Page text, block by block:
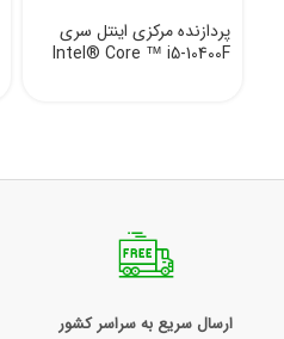
پردازنده مرکزی اینتل سری
Intel® Core ™ i5-10400F
ارسال سریع به سراسر کشور